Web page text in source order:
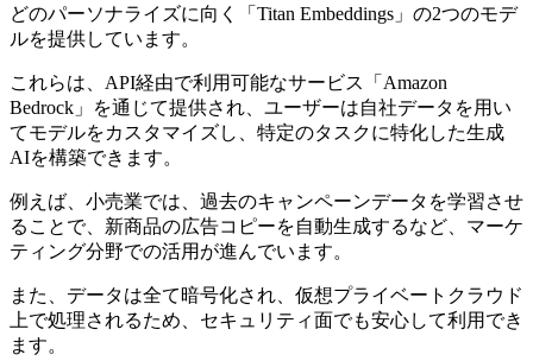
どのパーソナライズに向く「Titan Embeddings」の2つのモデ
ルを提供しています。
これらは、API経由で利用可能なサービス「Amazon
Bedrock」を通じて提供され、ユーザーは自社データを用い
てモデルをカスタマイズし、特定のタスクに特化した生成
AIを構築できます。
例えば、小売業では、過去のキャンペーンデータを学習させ
ることで、新商品の広告コピーを自動生成するなど、マーケ
ティング分野での活用が進んでいます。
また、データは全て暗号化され、仮想プライベートクラウド
上で処理されるため、セキュリティ面でも安心して利用でき
ます。